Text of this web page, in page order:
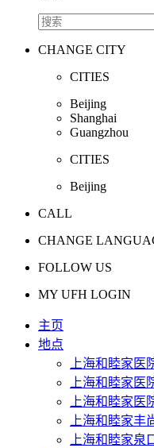
CHANGE CITY
CITIES
Beijing
Shanghai
Guangzhou
CITIES
Beijing
CALL
CHANGE
FOLLOW US
MY UFH LOGIN
主页
地点
上海和睦家医
上海和睦家医
上海和睦家医
上海和睦家丰
上海和睦家泉